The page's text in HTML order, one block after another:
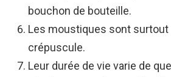
bouchon de bouteille.
Les moustiques sont surtout
crépuscule.
Leur durée de vie varie de